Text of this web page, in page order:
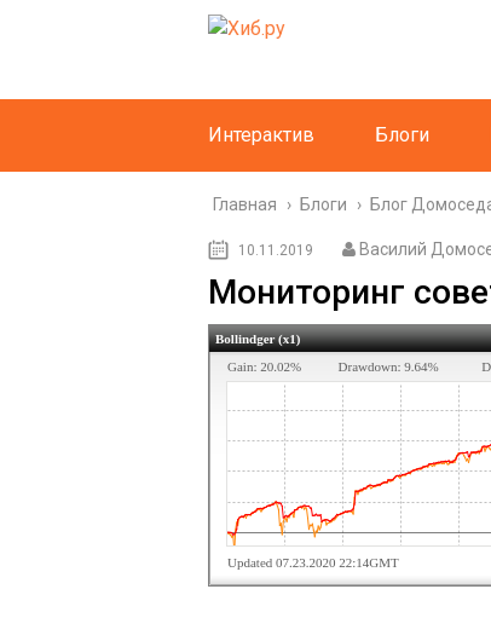
Интерактив Блоги
Главная › Блоги › Блог
10.11.2019 Василий
Мониторинг